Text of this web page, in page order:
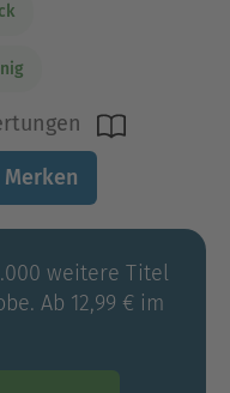
Merken
weitere Titel
Ab 12,99 € im